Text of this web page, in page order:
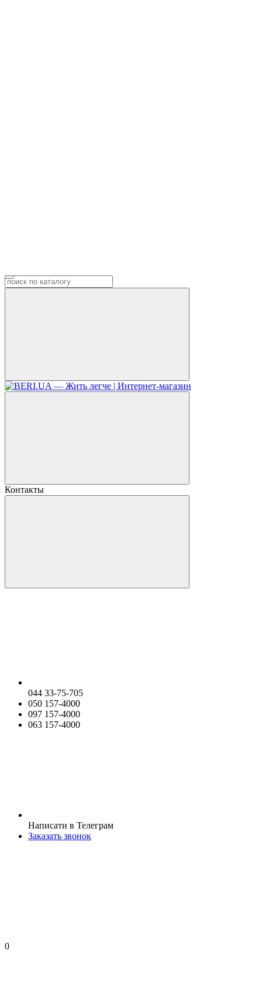
Контакты
044 33-75-705
050 157-4000
097 157-4000
063 157-4000
Написати в Телеграм
Заказать звонок
0